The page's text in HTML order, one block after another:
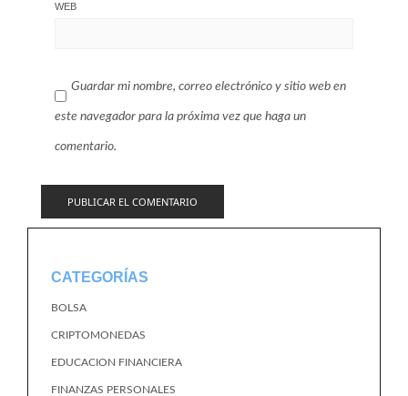
WEB
Guardar mi nombre, correo electrónico y sitio web en
este navegador para la próxima vez que haga un
comentario.
CATEGORÍAS
BOLSA
CRIPTOMONEDAS
EDUCACION FINANCIERA
FINANZAS PERSONALES